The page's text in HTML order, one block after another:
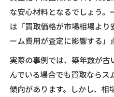
な安心材料となるでしょう。
は「買取価格が市場相場よ
ーム費用が査定に影響する」
実際の事例では、築年数が
んでいる場合でも買取ならス
傾向があります。しかし、相